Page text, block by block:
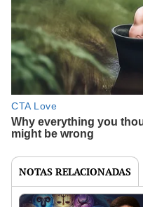
NOTAS RELACIONADAS